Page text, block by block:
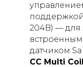
поддержкой
204B) — для
встроенным
датчиком
CC Multi Coil